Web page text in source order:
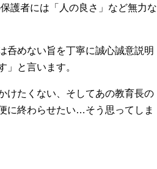
護者には「人の良さ」など無力な
呑めない旨を丁寧に誠心誠意説明
」と言います。
けたくない、そしてあの教育長の
に終わらせたい…そう思ってしま